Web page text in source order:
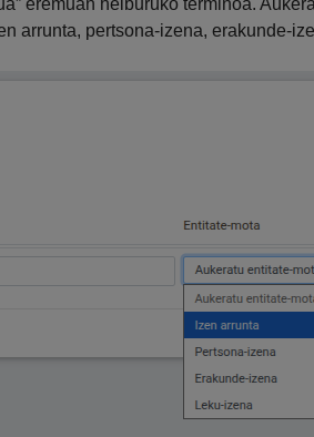
eremuan helburuko terminoa.
arrunta, pertsona-izena, erakunde-